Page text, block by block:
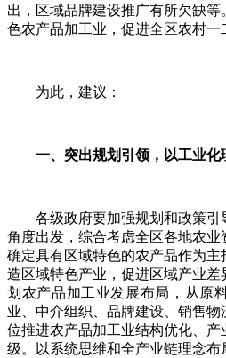
出，区域品牌建设推广有所欠缺
色农产品加工业，促进全区农村一
为此，建议：
一、突出规划引领，以工业化
各级政府要加强规划和政策引
角度出发，综合考虑全区各地农业
确定具有区域特色的农产品作为
造区域特色产业，促进区域产业
划农产品加工业发展布局，从原
业、中介组织、品牌建设、销售
位推进农产品加工业结构优化、
级。以系统思维和全产业链理念